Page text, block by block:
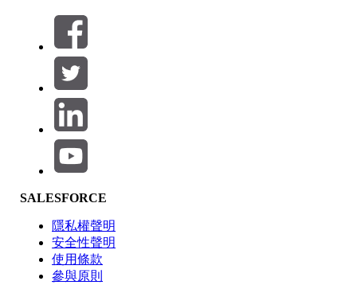
篩選器 (0)
選取篩選
產品區域
功能影響
SALESFORCE
隱私權聲明
安全性聲明
使用條款
參與原則